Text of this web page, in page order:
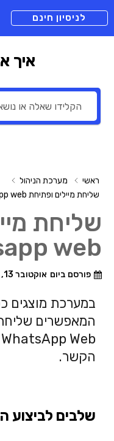
לניסיון חינם
איך
ראשי
מערכת הניהול
שליחת מיילים ופתיחת whatsapp web
שליחת
web
פורסם ביום אוקטובר 13, 2025
במערכת מוצגים
המאפשרים
הקשר.
שלבים לביצוע